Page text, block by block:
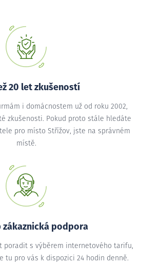
20 let zkušeností
i domácnostem už od roku 2002,
zkušenosti. Pokud proto stále hledáte
pro místo Střížov, jste na správném
místě.
zákaznická podpora
poradit s výběrem internetového tarifu,
tu pro vás k dispozici 24 hodin denně.